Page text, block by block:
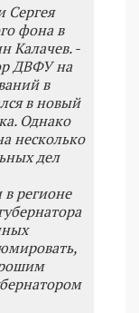
Сергея
фона в
Калачев. -
ДВФУ на
в
в новый
Однако
несколько
дел
регионе